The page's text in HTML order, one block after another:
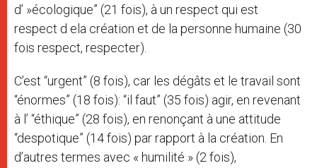
d’ »écologique” (21 fois), à un respect qui est
respect d ela création et de la personne humaine (30
fois respect, respecter).
C’est “urgent” (8 fois), car les dégâts et le travail sont
“énormes” (18 fois): “il faut” (35 fois) agir, en revenant
à l’ “éthique” (28 fois), en renonçant à une attitude
“despotique” (14 fois) par rapport à la création. En
d’autres termes avec « humilité » (2 fois),